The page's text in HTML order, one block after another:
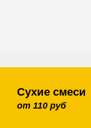
Сухие смеси
от 110 руб